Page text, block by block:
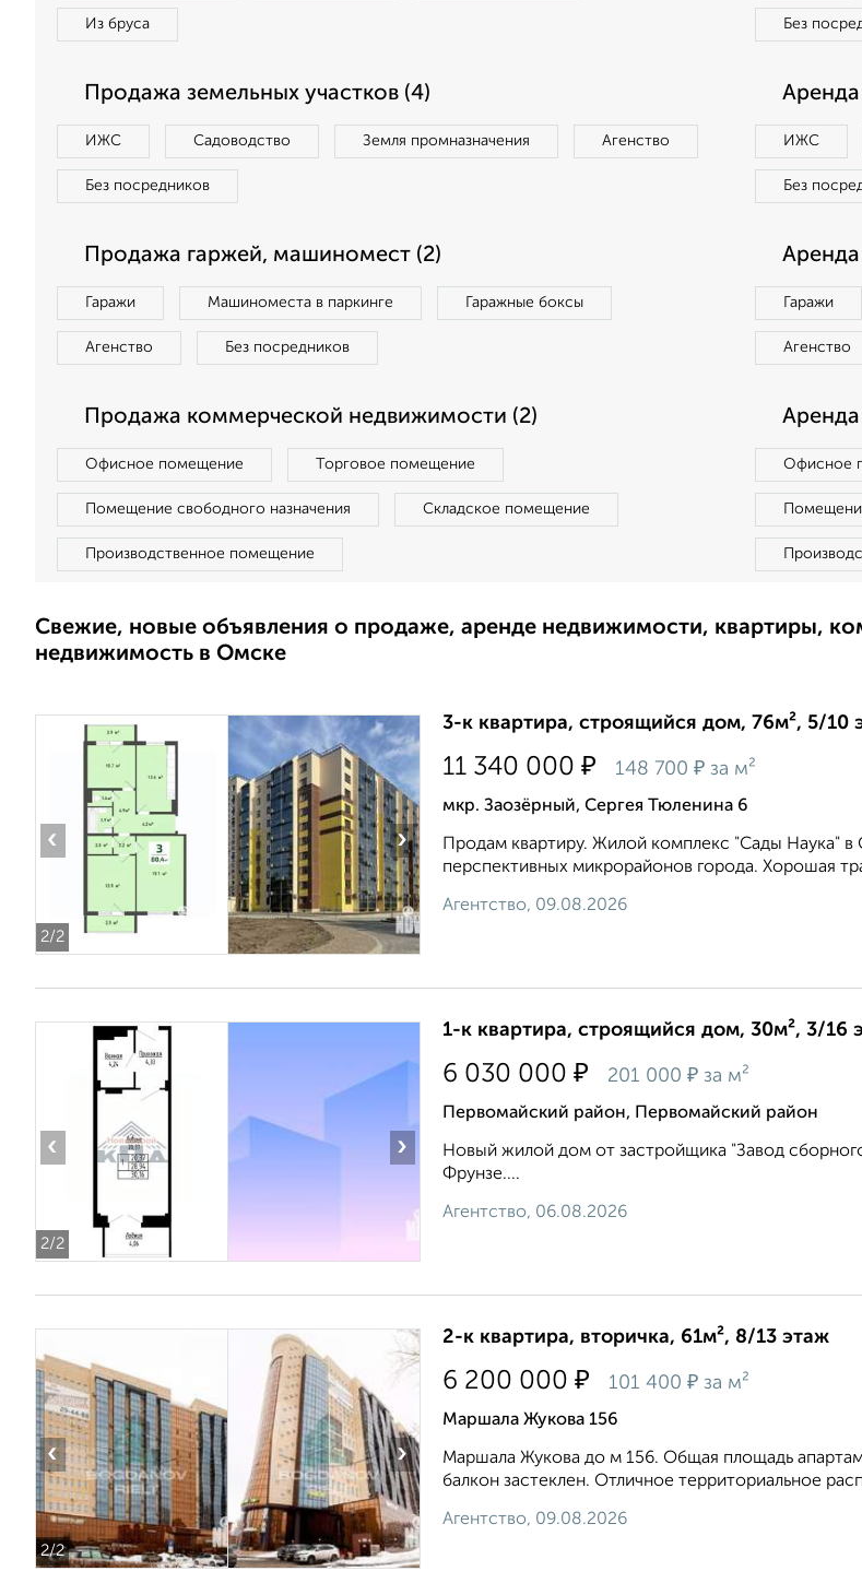
Из бруса Без
Продажа земельных участков (4)
ИЖС Садоводство Земля промназначения Агенство
Без посредников
Аренда
ИЖС
Без
Продажа гаржей, машиномест (2)
Гаражи Машиноместа в паркинге Гаражные боксы
Агенство Без посредников
Гаражи
Агенство
Продажа коммерческой недвижимости (2)
Офисное помещение Торговое помещение
Помещение свободного назначения Складское помещение
Производственное помещение
Офисное
Свежие, новые объявления о продаже, аренде недвижимости, квартиры,
недвижимость в Омске
2/2
‹ ›
3-к квартира, строящийся дом, 76м², 5/10
11 340 000 ₽ 148 700 ₽ за м²
мкр. Заозёрный, Сергея Тюленина 6
Продам квартиру. Жилой комплекс "Сады Наука"
перспективных микрорайонов города. Хорошая
Агентство, 09.08.2026
2/2
‹ ›
1-к квартира, строящийся дом, 30м², 3/16
6 030 000 ₽ 201 000 ₽ за м²
Первомайский район, Первомайский район
Новый жилой дом от застройщика "Завод
Фрунзе....
Агентство, 06.08.2026
2/2
‹ ›
2-к квартира, вторичка, 61м², 8/13 этаж
6 200 000 ₽ 101 400 ₽ за м²
Маршала Жукова 156
Маршала Жукова до м 156. Общая площадь
балкон застеклен. Отличное территориальное
Агентство, 09.08.2026